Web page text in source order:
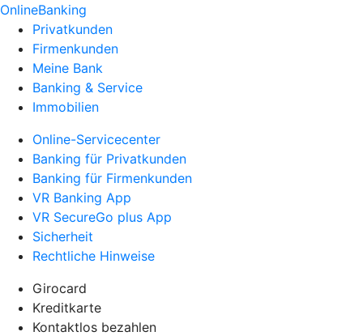
OnlineBanking
Privatkunden
Firmenkunden
Meine Bank
Banking & Service
Immobilien
Online-Servicecenter
Banking für Privatkunden
Banking für Firmenkunden
VR Banking App
VR SecureGo plus App
Sicherheit
Rechtliche Hinweise
Girocard
Kreditkarte
Kontaktlos bezahlen